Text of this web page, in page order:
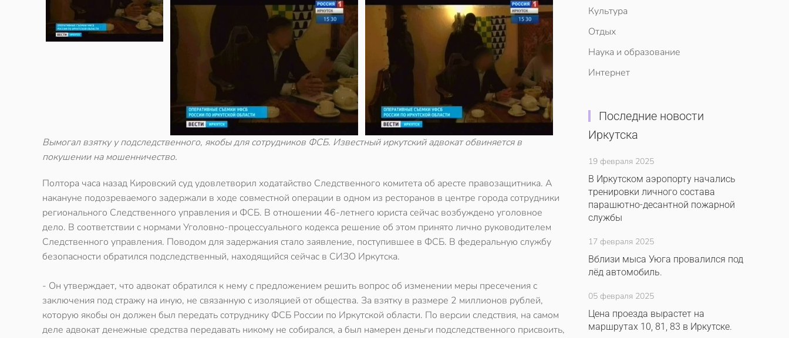
Вымогал взятку у подследственного, якобы для сотрудников ФСБ. Известный иркутский адвокат обвиняется в
покушении на мошенничество.
Полтора часа назад Кировский суд удовлетворил ходатайство Следственного комитета об аресте правозащитника. А
накануне подозреваемого задержали в ходе совместной операции в одном из ресторанов в центре города сотрудники
регионального Следственного управления и ФСБ. В отношении 46-летнего юриста сейчас возбуждено уголовное
дело. В соответствии с нормами Уголовно-процессуального кодекса решение об этом принято лично руководителем
Следственного управления. Поводом для задержания стало заявление, поступившее в ФСБ. В федеральную службу
безопасности обратился подследственный, находящийся сейчас в СИЗО Иркутска.
- Он утверждает, что адвокат обратился к нему с предложением решить вопрос об изменении меры пресечения с
заключения под стражу на иную, не связанную с изоляцией от общества. За взятку в размере 2 миллионов рублей,
которую якобы он должен был передать сотруднику ФСБ России по Иркутской области. По версии следствия, на самом
деле адвокат денежные средства передавать никому не собирался, а был намерен деньги подследственного присвоить,
Культура
Отдых
Наука и образование
Интернет
Последние новости
Иркутска
19 февраля 2025
В Иркутском аэропорту начались
тренировки личного состава
парашютно-десантной пожарной
службы
17 февраля 2025
Вблизи мыса Уюга провалился под
лёд автомобиль.
05 февраля 2025
Цена проезда вырастет на
маршрутах 10, 81, 83 в Иркутске.